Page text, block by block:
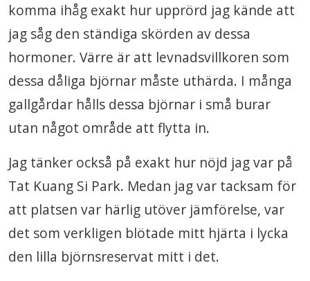
komma ihåg exakt hur upprörd jag kände att
jag såg den ständiga skörden av dessa
hormoner. Värre är att levnadsvillkoren som
dessa dåliga björnar måste uthärda. I många
gallgårdar hålls dessa björnar i små burar
utan något område att flytta in.
Jag tänker också på exakt hur nöjd jag var på
Tat Kuang Si Park. Medan jag var tacksam för
att platsen var härlig utöver jämförelse, var
det som verkligen blötade mitt hjärta i lycka
den lilla björnsreservat mitt i det.